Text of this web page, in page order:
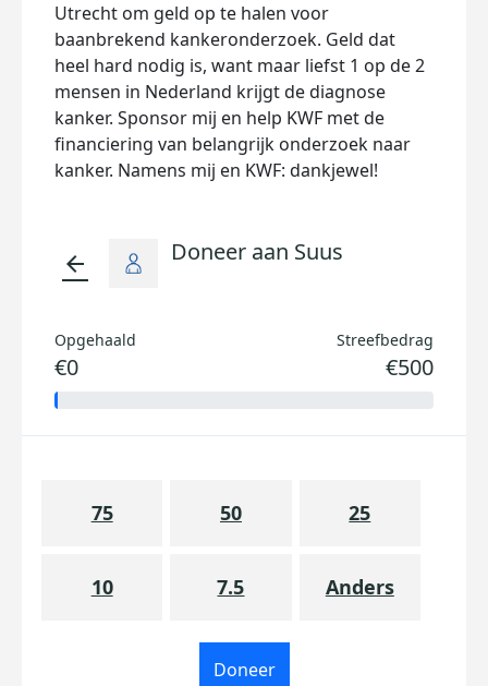
Utrecht om geld op te halen voor
baanbrekend kankeronderzoek. Geld dat
heel hard nodig is, want maar liefst 1 op de 2
mensen in Nederland krijgt de diagnose
kanker. Sponsor mij en help KWF met de
financiering van belangrijk onderzoek naar
kanker. Namens mij en KWF: dankjewel!
arrow_back Doneer aan Suus
Opgehaald
€0
Streefbedrag
€500
75 50 25
10 7.5 Anders
Doneer